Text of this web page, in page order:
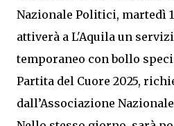
Nazionale Politici, martedì
attiverà a L'Aquila un
temporaneo con bollo
Partita del Cuore 2025,
dall’Associazione